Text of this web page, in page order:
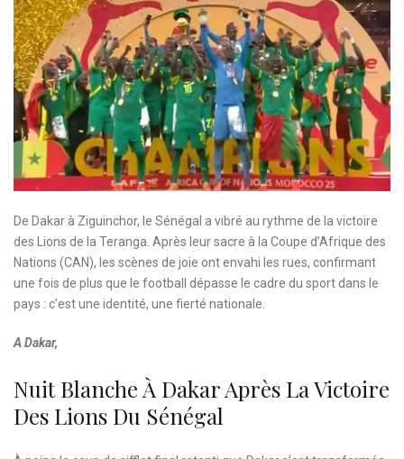
De Dakar à Ziguinchor, le Sénégal a vibré au rythme de la victoire
des Lions de la Teranga. Après leur sacre à la Coupe d’Afrique des
Nations (CAN), les scènes de joie ont envahi les rues, confirmant
une fois de plus que le football dépasse le cadre du sport dans le
pays : c’est une identité, une fierté nationale.
A Dakar,
Nuit Blanche À Dakar Après La Victoire
Des Lions Du Sénégal